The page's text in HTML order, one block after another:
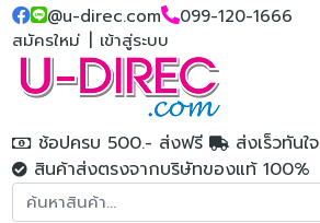
@u-direc.com
099-120-1666
สมัครใหม่
เข้าสู่ระบบ
ช้อปครบ 500.- ส่งฟรี
ส่งเร็วทันใจ
สินค้าส่งตรงจากบริษัทของแท้ 100%